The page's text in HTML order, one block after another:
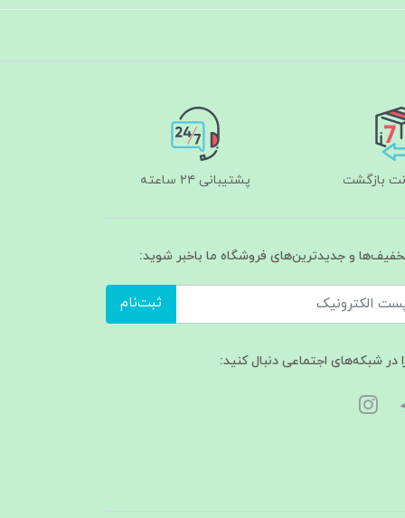
پشتیبانی ۲۴ ساعته
و جدیدترین‌های فروشگاه ما باخبر شوید:
ثبت‌نام
در شبکه‌های اجتماعی دنبال کنید: